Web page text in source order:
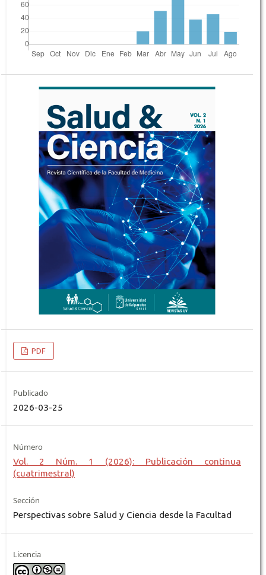
PDF
Publicado
2026-03-25
Número
Vol. 2 Núm. 1 (2026): Publicación continua
(cuatrimestral)
Sección
Perspectivas sobre Salud y Ciencia desde la Facultad
Licencia